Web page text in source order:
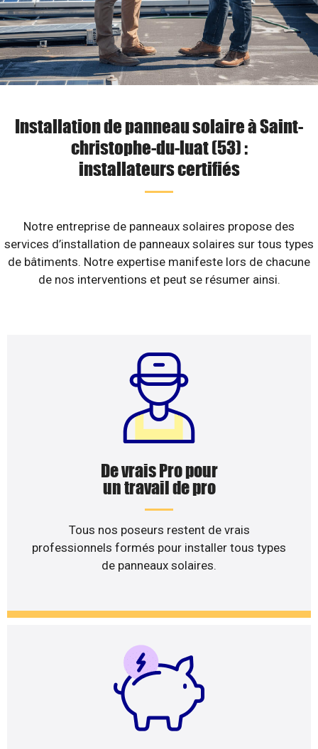
Installation de panneau solaire à Saint-
christophe-du-luat (53) :
installateurs certifiés
Notre entreprise de panneaux solaires propose des
services d’installation de panneaux solaires sur tous types
de bâtiments. Notre expertise manifeste lors de chacune
de nos interventions et peut se résumer ainsi.
De vrais Pro pour
un travail de pro
Tous nos poseurs restent de vrais
professionnels formés pour installer tous types
de panneaux solaires.